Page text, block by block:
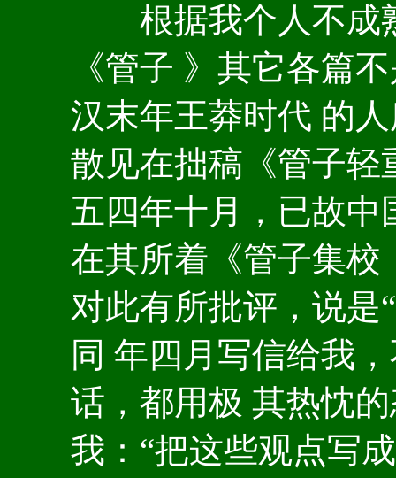
根据我个人不成
《管子 》其它各篇
汉末年王莽时代 的
散见在拙稿《管子轻
五四年十月，已故
在其所着《管子集校
对此有所批评，说是
同 年四月写信给我
话，都用极 其热忱
我：“把这些观点写